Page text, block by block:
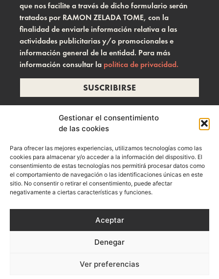
Gestionar el consentimiento
de las cookies
Para ofrecer las mejores experiencias, utilizamos tecnologías como las
cookies para almacenar y/o acceder a la información del dispositivo. El
consentimiento de estas tecnologías nos permitirá procesar datos como
el comportamiento de navegación o las identificaciones únicas en este
sitio. No consentir o retirar el consentimiento, puede afectar
negativamente a ciertas características y funciones.
Aceptar
Denegar
Ver preferencias
que nos facilite a través de dicho formulario serán
tratados por RAMON ZELADA TOME, con la
finalidad de enviarle información relativa a las
actividades publicitarias y/o promocionales e
información general de la entidad. Para más
información consultar la política de privacidad.
SUSCRIBIRSE
info@ramonzelada.com
instagram